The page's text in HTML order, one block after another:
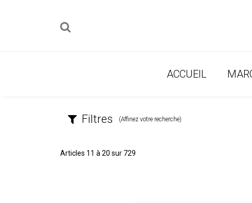
ACCUEIL
Filtres (Affinez votre recherche)
Articles 11 à 20 sur 729